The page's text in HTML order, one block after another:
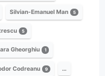
Silvian-Emanuel Man 5
5
Gheorghiu 1
Codreanu 9 …